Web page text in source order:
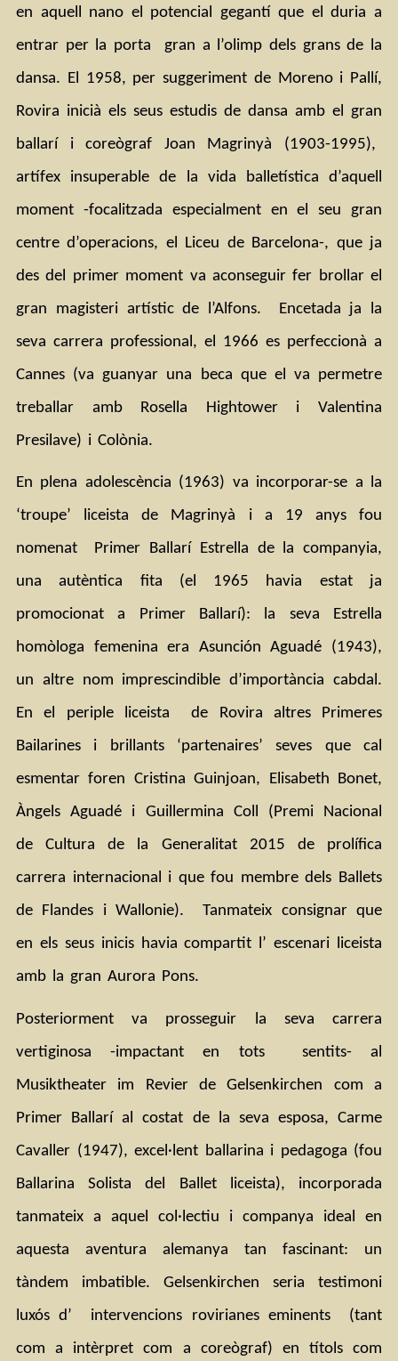
en aquell nano el potencial gegantí que el duria a
entrar per la porta  gran a l’olimp dels grans de la
dansa. El 1958, per suggeriment de Moreno i Pallí,
Rovira inicià els seus estudis de dansa amb el gran
ballarí i coreògraf Joan Magrinyà (1903-1995),
artífex insuperable de la vida balletística d’aquell
moment -focalitzada especialment en el seu gran
centre d’operacions, el Liceu de Barcelona-, que ja
des del primer moment va aconseguir fer brollar el
gran magisteri artístic de l’Alfons.  Encetada ja la
seva carrera professional, el 1966 es perfeccionà a
Cannes (va guanyar una beca que el va permetre
treballar amb Rosella Hightower i Valentina
Presilave) i Colònia.
En plena adolescència (1963) va incorporar-se a la
‘troupe’ liceista de Magrinyà i a 19 anys fou
nomenat  Primer Ballarí Estrella de la companyia,
una autèntica fita (el 1965 havia estat ja
promocionat a Primer Ballarí): la seva Estrella
homòloga femenina era Asunción Aguadé (1943),
un altre nom imprescindible d’importància cabdal.
En el periple liceista  de Rovira altres Primeres
Bailarines i brillants ‘partenaires’ seves que cal
esmentar foren Cristina Guinjoan, Elisabeth Bonet,
Àngels Aguadé i Guillermina Coll (Premi Nacional
de Cultura de la Generalitat 2015 de prolífica
carrera internacional i que fou membre dels Ballets
de Flandes i Wallonie).  Tanmateix consignar que
en els seus inicis havia compartit l’ escenari liceista
amb la gran Aurora Pons.
Posteriorment va prosseguir la seva carrera
vertiginosa -impactant en tots  sentits- al
Musiktheater im Revier de Gelsenkirchen com a
Primer Ballarí al costat de la seva esposa, Carme
Cavaller (1947), excel·lent ballarina i pedagoga (fou
Ballarina Solista del Ballet liceista), incorporada
tanmateix a aquel col·lectiu i companya ideal en
aquesta aventura alemanya tan fascinant: un
tàndem imbatible. Gelsenkirchen seria testimoni
luxós d’  intervencions rovirianes eminents  (tant
com a intèrpret com a coreògraf) en títols com